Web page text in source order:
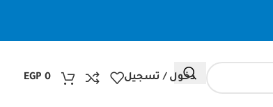
دخول / تسجيل EGP 0